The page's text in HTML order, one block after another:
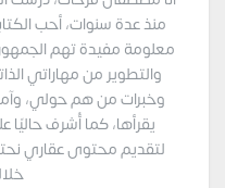
منذ عدة سنوات، أحب
معلومة مفيدة تهم
والتطوير من مهاراتي
وخبرات من هم حولي،
يقرأها، كما أُشرف
لتقديم محتوى عقاري